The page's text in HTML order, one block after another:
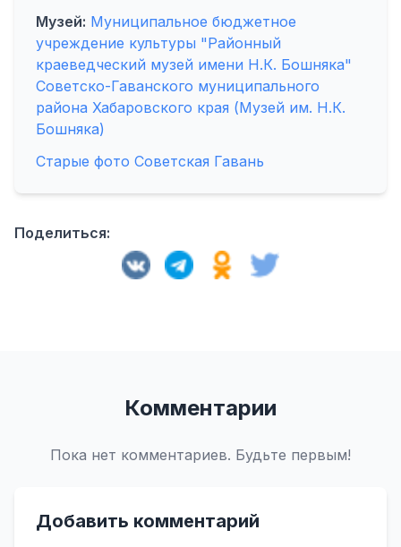
Музей: Муниципальное бюджетное
учреждение культуры "Районный
краеведческий музей имени Н.К. Бошняка"
Советско-Гаванского муниципального
района Хабаровского края (Музей им. Н.К.
Бошняка)
Старые фото Советская Гавань
Поделиться:
Комментарии
Пока нет комментариев. Будьте первым!
Добавить комментарий